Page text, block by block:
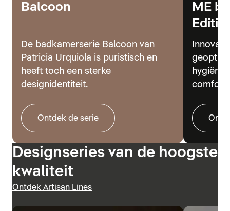
Balcoon
De badkamerserie Balcoon van
Patricia Urquiola is puristisch en
heeft toch een sterke
designidentiteit.
Ontdek de serie
ME
comfort.
Designseries van de hoogste
kwaliteit
Ontdek Artisan Lines